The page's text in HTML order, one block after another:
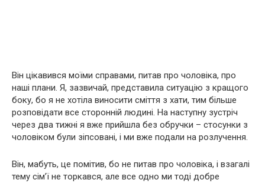
Він цікавився моїми справами, питав про чоловіка, про
наші плани. Я, зазвичай, представила ситуацію з кращого
боку, бо я не хотіла виносити сміття з хати, тим більше
розповідати все сторонній людині. На наступну зустріч
через два тижні я вже прийшла без обручки – стосунки з
чоловіком були зіпсовані, і ми вже подали на розлучення.
Він, мабуть, це помітив, бо не питав про чоловіка, і взагалі
тему сім’ї не торкався, але все одно ми тоді добре